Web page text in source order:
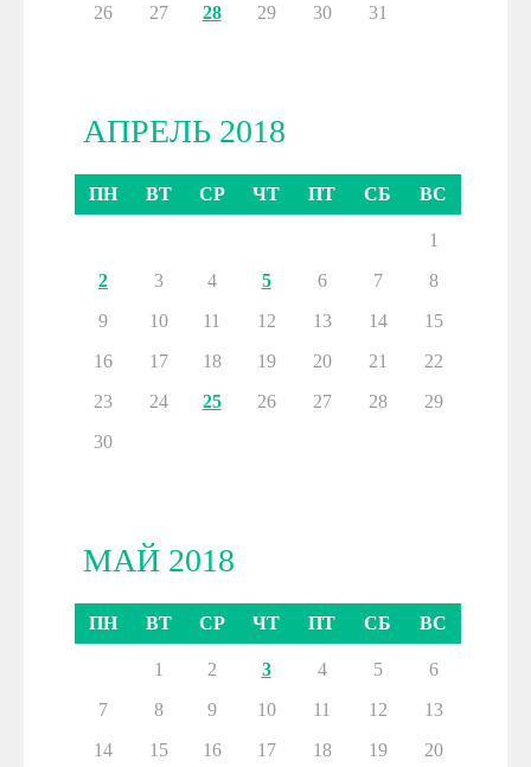
26
27 28 29 30 31
АПРЕЛЬ 2018
ПН ВТ СР ЧТ ПТ СБ ВС
1
2
3 4 5 6 7
8
9
10 11 12 13 14
15
16
17 18 19 20 21
22
23
24 25 26 27 28
29
30
МАЙ 2018
ПН ВТ СР ЧТ ПТ СБ ВС
1 2 3 4 5
6
7
8 9 10 11 12
13
14
15 16 17 18 19
20